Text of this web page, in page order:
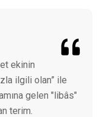
ekinin
ilgili olan” ile
gelen "libâs"
terim.